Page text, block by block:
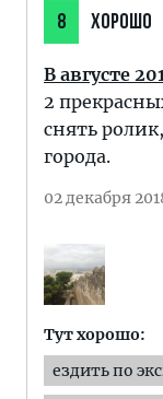
8 ХОРОШО
В августе
2
снять
города.
02 декабря
Тут хорошо:
ездить по